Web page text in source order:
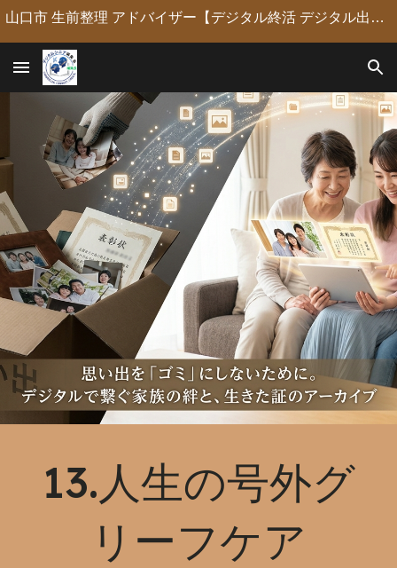
山口市 生前整理 アドバイザー【デジタル終活 デジタル出版 デジタルシニア編集長】定年後の人生の物語を「最高のデジタル資産」に編集・昇華。 古いネガやVHSのデジタル化からプロの構成による自分史動画制作、終活事務までトータルサポート。 長年のキャリアを持つプロがあなたの想いの継承を全力で支援します。
13.人生の号外グ
リーフケア